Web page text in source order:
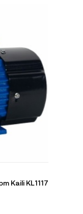
Kaili KL1117